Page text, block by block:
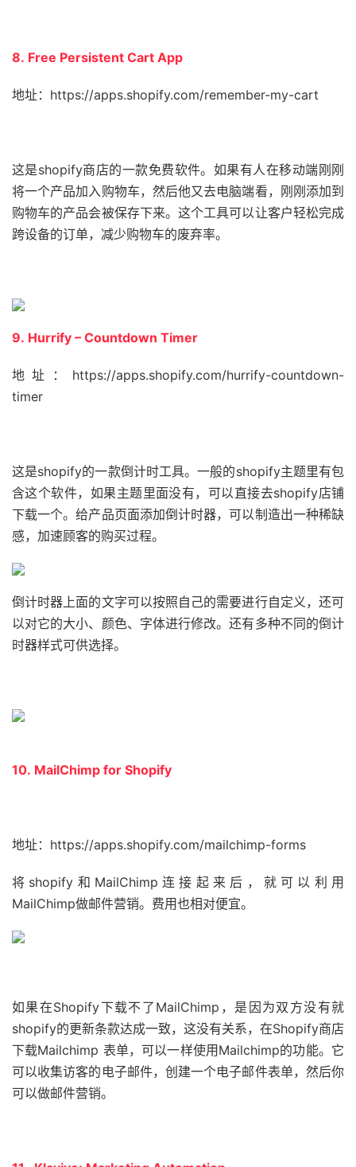
8. Free Persistent Cart App
地址：https://apps.shopify.com/remember-my-cart
这是shopify商店的一款免费软件。如果有人在移动端刚刚
将一个产品加入购物车，然后他又去电脑端看，刚刚添加到
购物车的产品会被保存下来。这个工具可以让客户轻松完成
跨设备的订单，减少购物车的废弃率。
9. Hurrify – Countdown Timer
地址：https://apps.shopify.com/hurrify-countdown-
timer
这是shopify的一款倒计时工具。一般的shopify主题里有包
含这个软件，如果主题里面没有，可以直接去shopify店铺
下载一个。给产品页面添加倒计时器，可以制造出一种稀缺
感，加速顾客的购买过程。
倒计时器上面的文字可以按照自己的需要进行自定义，还可
以对它的大小、颜色、字体进行修改。还有多种不同的倒计
时器样式可供选择。
10. MailChimp for Shopify
地址：https://apps.shopify.com/mailchimp-forms
将shopify和MailChimp连接起来后，就可以利用
MailChimp做邮件营销。费用也相对便宜。
如果在Shopify下载不了MailChimp，是因为双方没有就
shopify的更新条款达成一致，这没有关系，在Shopify商店
下载Mailchimp 表单，可以一样使用Mailchimp的功能。它
可以收集访客的电子邮件，创建一个电子邮件表单，然后你
可以做邮件营销。